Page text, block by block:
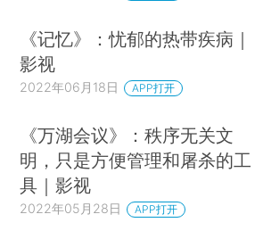
《记忆》：忧郁的热带疾病｜
影视
2022年06月18日 APP打开
《万湖会议》：秩序无关文
明，只是方便管理和屠杀的工
具｜影视
2022年05月28日 APP打开